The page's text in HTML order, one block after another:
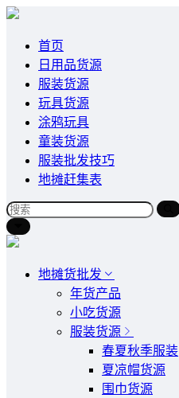
首页
日用品货源
服装货源
玩具货源
涂鸦玩具
童装货源
服装批发技巧
地摊赶集表
地摊货批发
年货产品
小吃货源
服装货源
春夏秋季服装
夏凉帽货源
围巾货源